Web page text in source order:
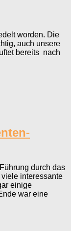
worden. Die
auch unsere
bereits nach
durch das
interessante
einige
war eine